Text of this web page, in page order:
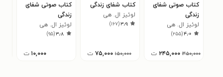
کتاب صوتی شفای
زندگی
لوئیز ال. هی
۴٫۰(۲۵۵)
۳۵۰,۰۰۰ ۲۴۵,۰۰۰ ت
کتاب شفای زندگی
لوئیز ال. هی
۳٫۹(۱۶۷)
۱۵۰,۰۰۰ ۷۵,۰۰۰ ت
کتاب صوتی شفای
زندگی
لوئیز ال. هی
۳٫۸(۹۵)
۱۰,۰۰۰ ت